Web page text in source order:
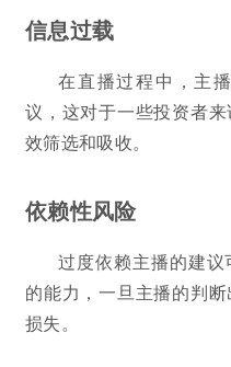
信息过载
在直播过程中，主
议，这对于一些投资者
效筛选和吸收。
依赖性风险
过度依赖主播的建
的能力，一旦主播的判
损失。